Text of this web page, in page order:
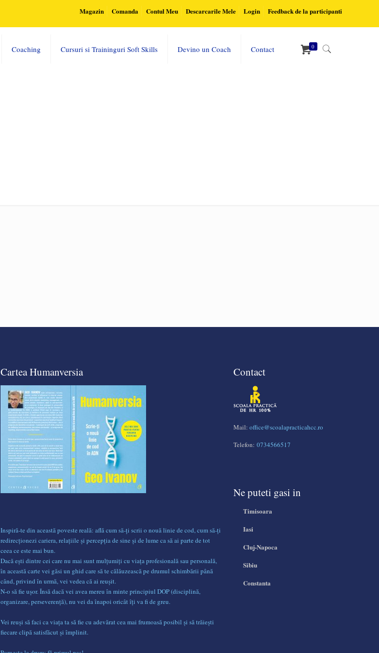
Magazin Comanda Contul Meu Descarcarile Mele Login Feedback de la participanti
Coaching Cursuri si Traininguri Soft Skills Devino un Coach Contact 0
Cartea Humanversia
Inspiră-te din această poveste reală: află cum să-ți scrii o nouă linie de cod, cum să-ți
redirecționezi cariera, relațiile și percepția de sine și de lume ca să ai parte de tot
ceea ce este mai bun.
Dacă ești dintre cei care nu mai sunt mulțumiți cu viața profesională sau personală,
în această carte vei găsi un ghid care să te călăuzească pe drumul schimbării până
când, privind în urmă, vei vedea că ai reușit.
N-o să fie ușor. Însă dacă vei avea mereu în minte principiul DOP (disciplină,
organizare, perseverență), nu vei da înapoi oricât îți va fi de greu.
Vei reuși să faci ca viața ta să fie cu adevărat cea mai frumoasă posibil și să trăiești
fiecare clipă satisfăcut și împlinit.
Contact
Mail: office@scoalapracticahcc.ro
Telefon: 0734566517
Ne puteti gasi in
Timisoara
Iasi
Cluj-Napoca
Sibiu
Constanta